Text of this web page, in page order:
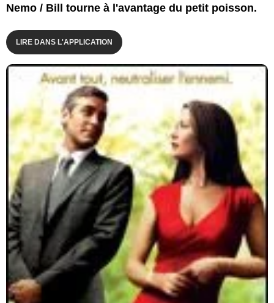
Nemo / Bill tourne à l'avantage du petit poisson.
LIRE DANS L'APPLICATION